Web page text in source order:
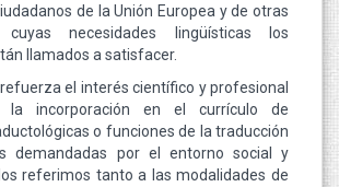
de la Unión Europea y de otras
cuyas necesidades lingüísticas los
llamados a satisfacer.
el interés científico y profesional
incorporación en el currículo de
o funciones de la traducción
demandadas por el entorno social y
referimos tanto a las modalidades de